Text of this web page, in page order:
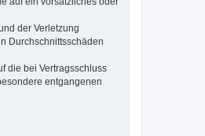
der Verletzung
Durchschnittsschäden
die bei Vertragsschluss
entgangenen